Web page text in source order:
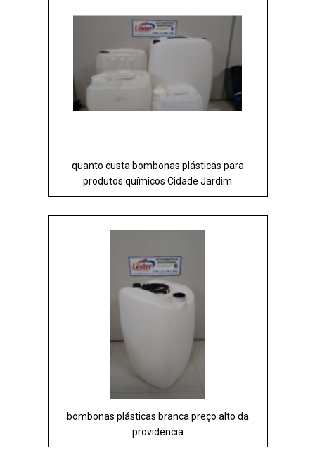
quanto custa bombonas plásticas para
produtos químicos Cidade Jardim
bombonas plásticas branca preço alto da
providencia